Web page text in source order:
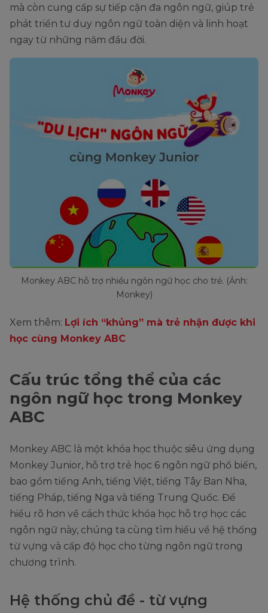
mà còn cung cấp sự tiếp cận đa ngôn ngữ, giúp trẻ
phát triển tư duy ngôn ngữ toàn diện và linh hoạt
ngay từ những năm đầu đời.
Monkey ABC hỗ trợ nhiều ngôn ngữ học cho trẻ. (Ảnh:
Monkey)
Xem thêm: Lợi ích “khủng” mà trẻ nhận được khi
học cùng Monkey ABC
Cấu trúc tổng thể của các
ngôn ngữ học trong Monkey
ABC
Monkey ABC là một khóa học thuộc siêu ứng dụng
Monkey Junior, hỗ trợ trẻ học 6 ngôn ngữ phổ biến,
bao gồm tiếng Anh, tiếng Việt, tiếng Tây Ban Nha,
tiếng Pháp, tiếng Nga và tiếng Trung Quốc. Để
hiểu rõ hơn về cách thức khóa học hỗ trợ học các
ngôn ngữ này, chúng ta cùng tìm hiểu về hệ thống
từ vựng và cấp độ học cho từng ngôn ngữ trong
chương trình.
Hệ thống chủ đề - từ vựng